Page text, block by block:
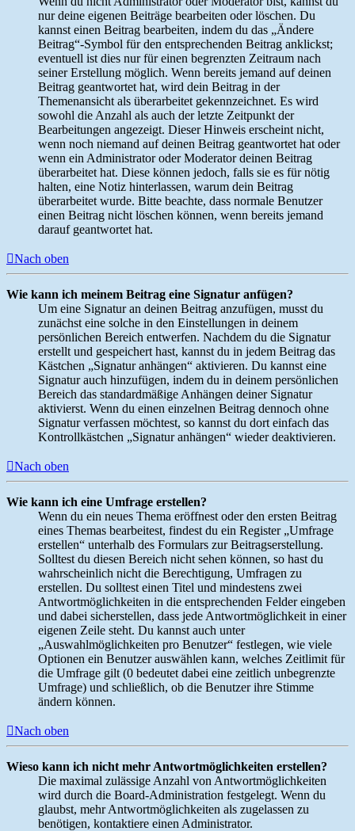
nur deine eigenen Beiträge bearbeiten oder löschen. Du
kannst einen Beitrag bearbeiten, indem du das „Ändere
Beitrag“-Symbol für den entsprechenden Beitrag anklickst;
eventuell ist dies nur für einen begrenzten Zeitraum nach
seiner Erstellung möglich. Wenn bereits jemand auf deinen
Beitrag geantwortet hat, wird dein Beitrag in der
Themenansicht als überarbeitet gekennzeichnet. Es wird
sowohl die Anzahl als auch der letzte Zeitpunkt der
Bearbeitungen angezeigt. Dieser Hinweis erscheint nicht,
wenn noch niemand auf deinen Beitrag geantwortet hat oder
wenn ein Administrator oder Moderator deinen Beitrag
überarbeitet hat. Diese können jedoch, falls sie es für nötig
halten, eine Notiz hinterlassen, warum dein Beitrag
überarbeitet wurde. Bitte beachte, dass normale Benutzer
einen Beitrag nicht löschen können, wenn bereits jemand
darauf geantwortet hat.
Nach oben
Wie kann ich meinem Beitrag eine Signatur anfügen?
Um eine Signatur an deinen Beitrag anzufügen, musst du
zunächst eine solche in den Einstellungen in deinem
persönlichen Bereich entwerfen. Nachdem du die Signatur
erstellt und gespeichert hast, kannst du in jedem Beitrag das
Kästchen „Signatur anhängen“ aktivieren. Du kannst eine
Signatur auch hinzufügen, indem du in deinem persönlichen
Bereich das standardmäßige Anhängen deiner Signatur
aktivierst. Wenn du einen einzelnen Beitrag dennoch ohne
Signatur verfassen möchtest, so kannst du dort einfach das
Kontrollkästchen „Signatur anhängen“ wieder deaktivieren.
Nach oben
Wie kann ich eine Umfrage erstellen?
Wenn du ein neues Thema eröffnest oder den ersten Beitrag
eines Themas bearbeitest, findest du ein Register „Umfrage
erstellen“ unterhalb des Formulars zur Beitragserstellung.
Solltest du diesen Bereich nicht sehen können, so hast du
wahrscheinlich nicht die Berechtigung, Umfragen zu
erstellen. Du solltest einen Titel und mindestens zwei
Antwortmöglichkeiten in die entsprechenden Felder eingeben
und dabei sicherstellen, dass jede Antwortmöglichkeit in einer
eigenen Zeile steht. Du kannst auch unter
„Auswahlmöglichkeiten pro Benutzer“ festlegen, wie viele
Optionen ein Benutzer auswählen kann, welches Zeitlimit für
die Umfrage gilt (0 bedeutet dabei eine zeitlich unbegrenzte
Umfrage) und schließlich, ob die Benutzer ihre Stimme
ändern können.
Nach oben
Wieso kann ich nicht mehr Antwortmöglichkeiten erstellen?
Die maximal zulässige Anzahl von Antwortmöglichkeiten
wird durch die Board-Administration festgelegt. Wenn du
glaubst, mehr Antwortmöglichkeiten als zugelassen zu
benötigen, kontaktiere einen Administrator.